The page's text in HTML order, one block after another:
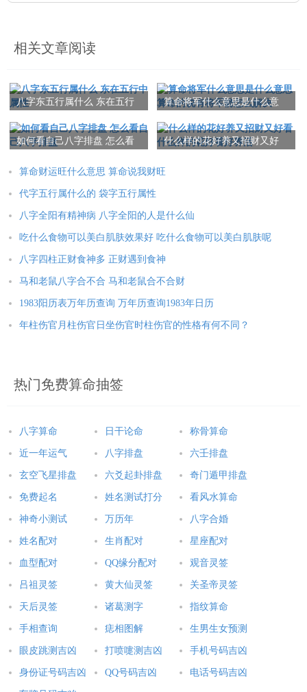
属马人2025年全年运势详解
属狗人2025年全年运势详解 属猪人2025年全年运势详解
本文： 人的生辰八字两马有什么命运 八字中有两午马
相关文章阅读
八字东五行属什么 东在五行
算命将军什么意思是什么意
决
如何看自己八字排盘 怎么看
什么样的花好养又招财又好
算命财运旺什么意思 算命说我财旺
代字五行属什么的 袋字五行属性
八字全阳有精神病 八字全阳的人是什么仙
吃什么食物可以美白肌肤效果好 吃什么食物可以美白肌肤呢
八字四柱正财食神多 正财遇到食神
马和老鼠八字合不合 马和老鼠合不合财
1983阳历表万年历查询 万年历查询1983年日历
年柱伤官月柱伤官日坐伤官时柱伤官的性格有何不同？
热门免费算命抽签
八字算命 日干论命 称骨算命
近一年运气 八字排盘 六壬排盘
玄空飞星排盘 六爻起卦排盘 奇门遁甲排盘
免费起名 姓名测试打分 看风水算命
神奇小测试 万历年 八字合婚
姓名配对 生肖配对 星座配对
血型配对 QQ缘分配对 观音灵签
吕祖灵签 黄大仙灵签 关圣帝灵签
天后灵签 诸葛测字 指纹算命
手相查询 痣相图解 生男生女预测
眼皮跳测吉凶 打喷嚏测吉凶 手机号码吉凶
身份证号码吉凶 QQ号码吉凶 电话号码吉凶